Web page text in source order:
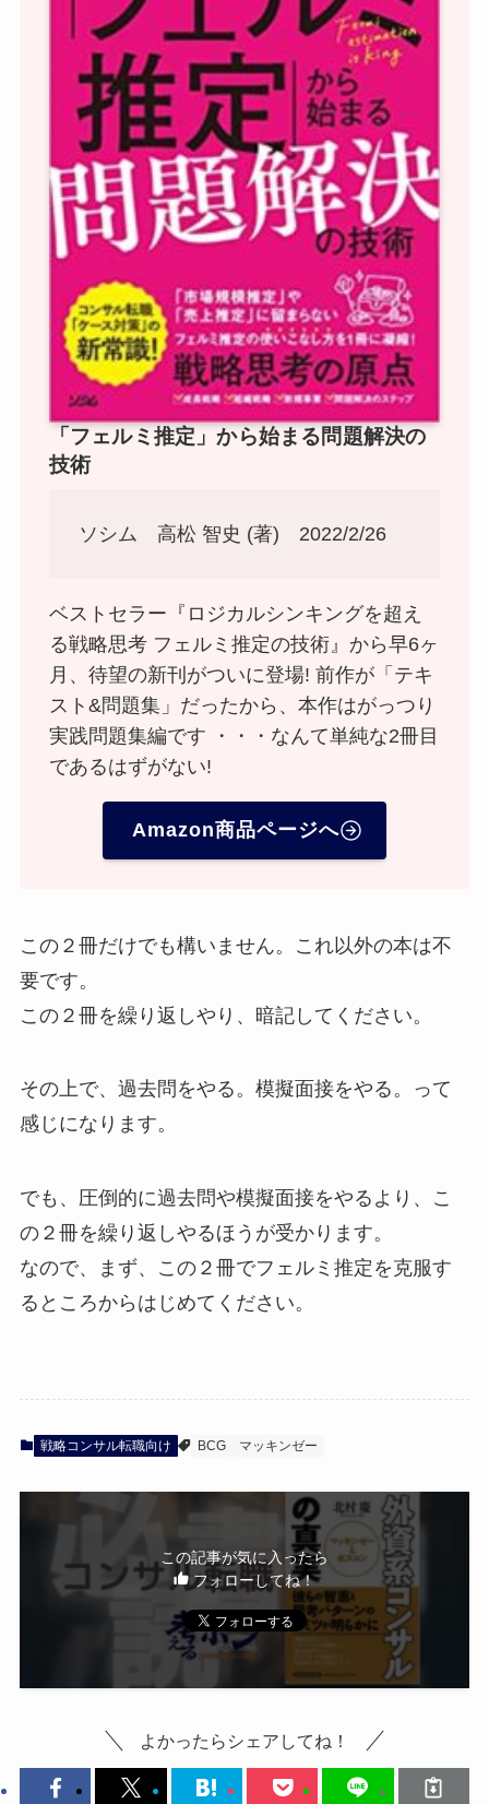
「フェルミ推定」から始まる問題解決の
技術
ソシム 高松 智史 (著) 2022/2/26
ベストセラー『ロジカルシンキングを超え
る戦略思考 フェルミ推定の技術』から早6ヶ
月、待望の新刊がついに登場! 前作が「テキ
スト&問題集」だったから、本作はがっつり
実践問題集編です ・・・なんて単純な2冊目
であるはずがない!
Amazon商品ページへ
この２冊だけでも構いません。これ以外の本は不
要です。
この２冊を繰り返しやり、暗記してください。
その上で、過去問をやる。模擬面接をやる。って
感じになります。
でも、圧倒的に過去問や模擬面接をやるより、こ
の２冊を繰り返しやるほうが受かります。
なので、まず、この２冊でフェルミ推定を克服す
るところからはじめてください。
戦略コンサル転職向け BCG マッキンゼー
この記事が気に入ったら
フォローしてね！
よかったらシェアしてね！